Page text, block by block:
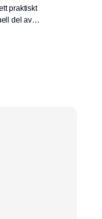
praktiskt
del av